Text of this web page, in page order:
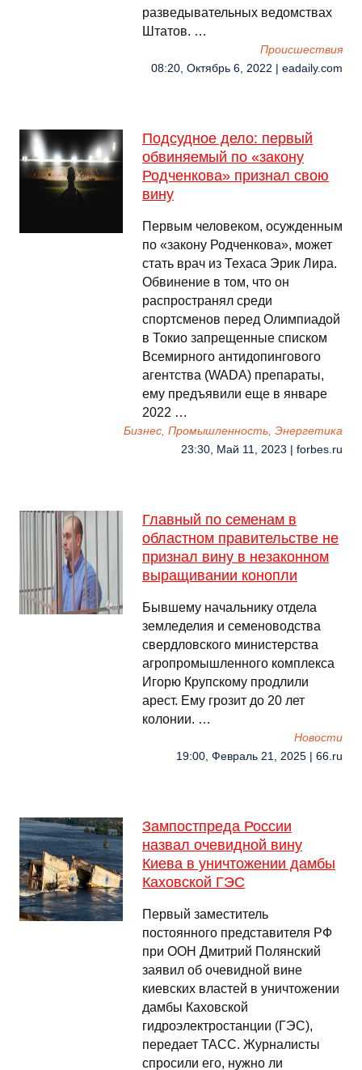
разведывательных ведомствах
Штатов. …
Происшествия
08:20, Октябрь 6, 2022 | eadaily.com
Подсудное дело: первый
обвиняемый по «закону
Родченкова» признал свою
вину
Первым человеком, осужденным
по «закону Родченкова», может
стать врач из Техаса Эрик Лира.
Обвинение в том, что он
распространял среди
спортсменов перед Олимпиадой
в Токио запрещенные списком
Всемирного антидопингового
агентства (WADA) препараты,
ему предъявили еще в январе
2022 …
Бизнес, Промышленность, Энергетика
23:30, Май 11, 2023 | forbes.ru
Главный по семенам в
областном правительстве не
признал вину в незаконном
выращивании конопли
Бывшему начальнику отдела
земледелия и семеноводства
свердловского министерства
агропромышленного комплекса
Игорю Крупскому продлили
арест. Ему грозит до 20 лет
колонии. …
Новости
19:00, Февраль 21, 2025 | 66.ru
Зампостпреда России
назвал очевидной вину
Киева в уничтожении дамбы
Каховской ГЭС
Первый заместитель
постоянного представителя РФ
при ООН Дмитрий Полянский
заявил об очевидной вине
киевских властей в уничтожении
дамбы Каховской
гидроэлектростанции (ГЭС),
передает ТАСС. Журналисты
спросили его, нужно ли